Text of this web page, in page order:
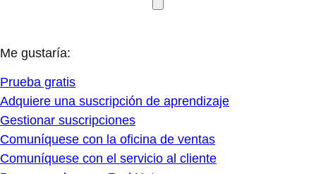
Me gustaría:
Prueba gratis
Adquiere una suscripción de aprendizaje
Gestionar suscripciones
Comuníquese con la oficina de ventas
Comuníquese con el servicio al cliente